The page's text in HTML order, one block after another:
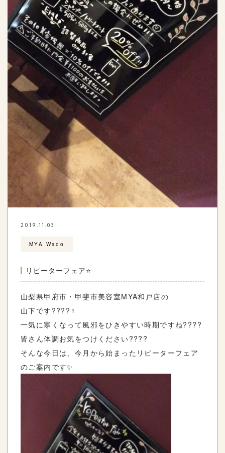
2019.11.03
MYA Wado
リピーターフェア⭐️
山梨県甲府市・甲斐市美容室MYA和戸店の
山下です????‍♀️
一気に寒くなって風邪をひきやすい時期ですね????
皆さん体調お気をつけください????
そんな今日は、今月から始まったリピーターフェア
のご案内です✨